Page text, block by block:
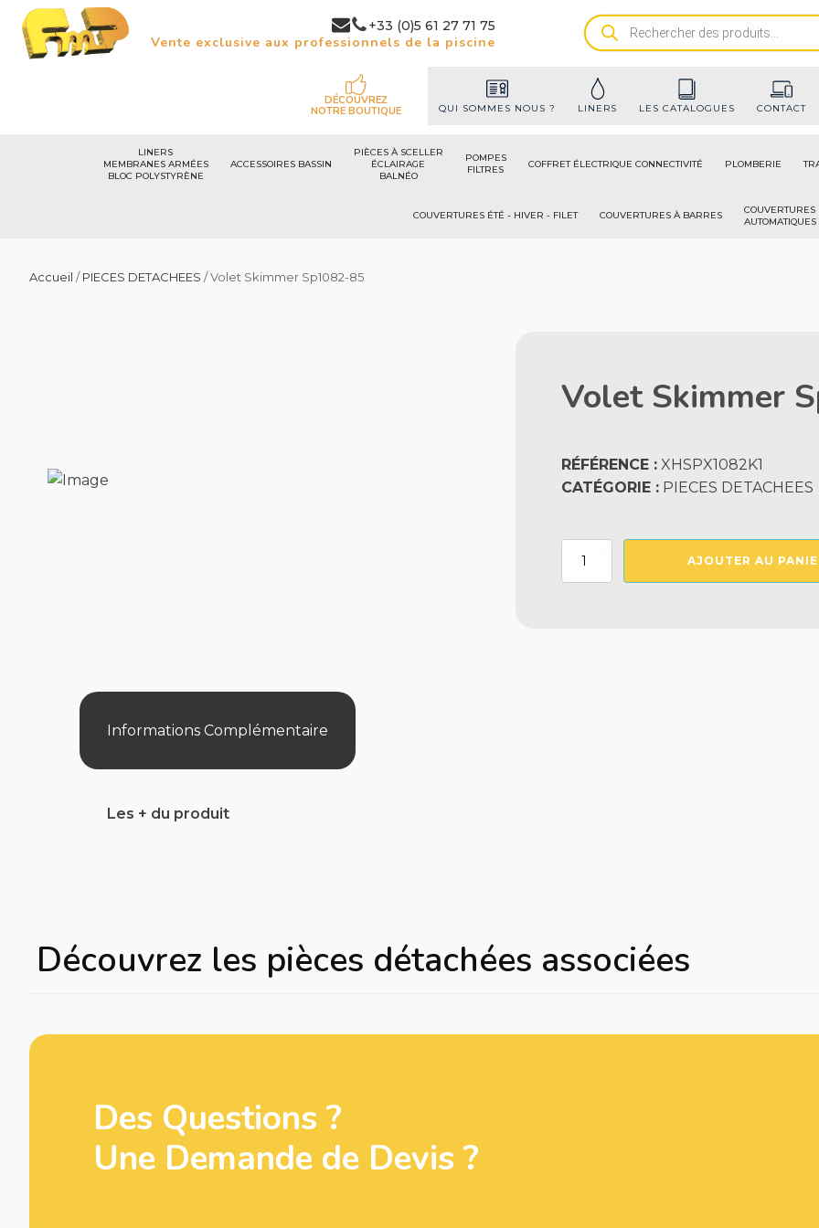
+33 (0)5 61 27 71 75
Vente exclusive aux professionnels de la piscine
Recherche
de
DÉCOUVREZ
NOTRE BOUTIQUE
QUI SOMMES NOUS ? LINERS LES CATALOGUES CONTACT
LINERS
MEMBRANES ARMÉES
BLOC POLYSTYRÈNE
ACCESSOIRES BASSIN
PIÈCES À SCELLER
ÉCLAIRAGE
BALNÉO
POMPES
FILTRES
COFFRET ÉLECTRIQUE CONNECTIVITÉ PLOMBERIE
COUVERTURES ÉTÉ - HIVER - FILET COUVERTURES À BARRES
COUVERTURES
AUTOMATIQUES
Accueil /PIECES DETACHEES / Volet Skimmer Sp1082-85
Volet Skimmer
RÉFÉRENCE : XHSPX1082K1
CATÉGORIE : PIECES DETACHEES
quantité
AJOUTER AU
Informations Complémentaire
Les + du produit
Découvrez les pièces détachées associées
Des Questions ?
Une Demande de Devis ?